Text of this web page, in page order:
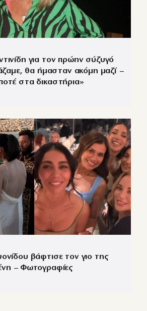
για τον πρώην σύζυγό
θα ήμασταν ακόμη μαζί –
στα δικαστήρια»
βάφτισε τον γιο της
– Φωτογραφίες